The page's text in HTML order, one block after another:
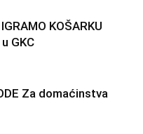
KOŠARKU
GKC
Za domaćinstva